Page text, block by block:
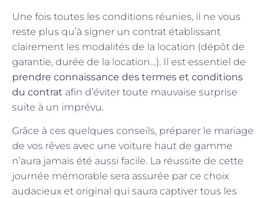
Une fois toutes les conditions réunies, il ne vous
reste plus qu’à signer un contrat établissant
clairement les modalités de la location (dépôt de
garantie, durée de la location…). Il est essentiel de
prendre connaissance des termes et conditions
du contrat afin d’éviter toute mauvaise surprise
suite à un imprévu.
Grâce à ces quelques conseils, préparer le mariage
de vos rêves avec une voiture haut de gamme
n’aura jamais été aussi facile. La réussite de cette
journée mémorable sera assurée par ce choix
audacieux et original qui saura captiver tous les